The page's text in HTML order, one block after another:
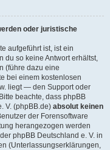
oder juristische
aufgeführt ist, ist ein
du so keine Antwort erhältst,
(führe dazu eine
bei einem kostenlosen
liegt — den Support oder
beachte, dass phpBB
V. (phpBB.de) absolut keinen
der Forensoftware
herangezogen werden
phpBB Deutschland e. V. in
(Unterlassungserklärungen,